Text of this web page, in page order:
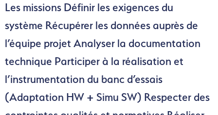
Les missions Définir les exigences du
système Récupérer les données auprès de
l’équipe projet Analyser la documentation
technique Participer à la réalisation et
l’instrumentation du banc d’essais
(Adaptation HW + Simu SW) Respecter des